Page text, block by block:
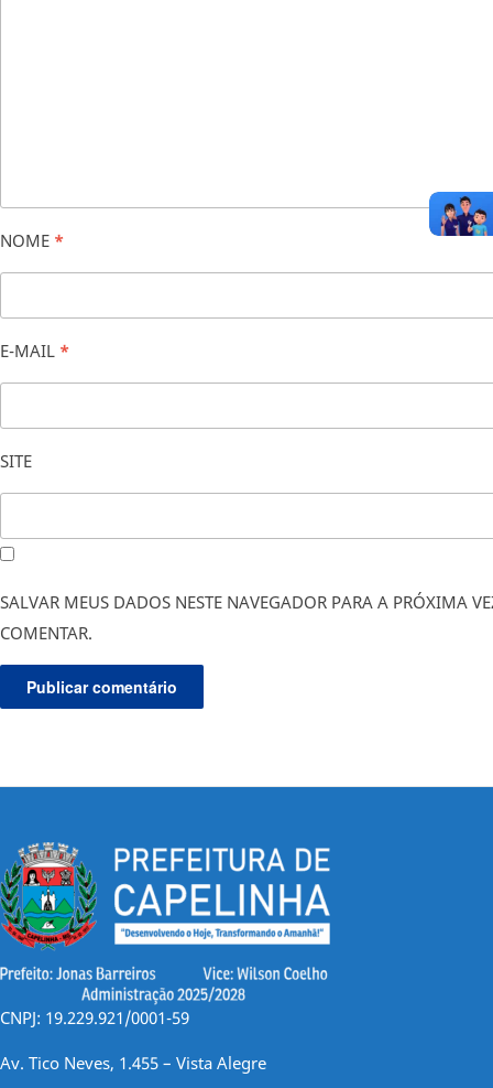
NOME *
E-MAIL *
SITE
SALVAR MEUS DADOS NESTE NAVEGADOR PARA A PRÓXIMA
COMENTAR.
CNPJ: 19.229.921/0001-59
Av. Tico Neves, 1.455 – Vista Alegre